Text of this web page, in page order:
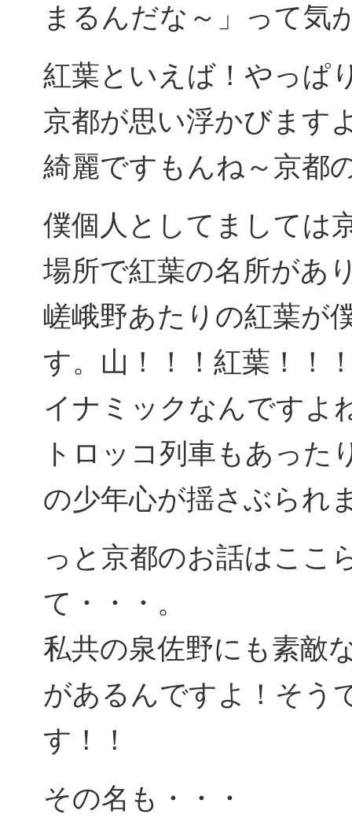
まるんだな～」って気
紅葉といえば！やっぱ
京都が思い浮かびます
綺麗ですもんね～京都
僕個人としてましては
場所で紅葉の名所があ
嵯峨野あたりの紅葉が
す。山！！！紅葉！！
イナミックなんですよ
トロッコ列車もあった
の少年心が揺さぶられ
っと京都のお話はここ
て・・・。
私共の泉佐野にも素敵
があるんですよ！そう
す！！
その名も・・・